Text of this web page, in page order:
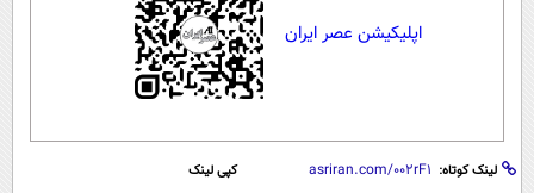
اپلیکیشن عصر ایران
لینک کوتاه: کپی لینک